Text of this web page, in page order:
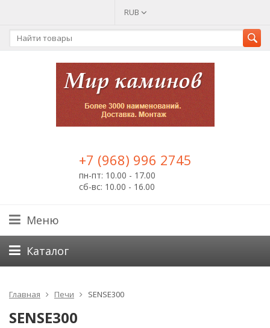
RUB
+7 (968) 996 2745
пн-пт: 10.00 - 17.00
сб-вс: 10.00 - 16.00
Меню
Каталог
Главная Печи SENSE300
SENSE300